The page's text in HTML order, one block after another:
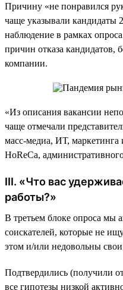
Причину «не понравился
чаще указывали кандидаты
наблюдение в рамках
причин отказа кандидатов,
компании.
«Из описания вакансии
чаще отмечали
масс-медиа, ИТ,
HoReCa,
III. «Что вас
работы?»
В третьем блоке опроса мы
соискателей, которые не
этом и/или недовольны
Подтвердились (получили
все гипотезы низкой